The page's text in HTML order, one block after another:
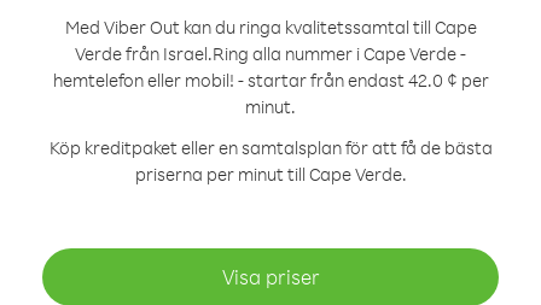
Med Viber Out kan du ringa kvalitetssamtal till Cape
Verde från Israel.Ring alla nummer i Cape Verde -
hemtelefon eller mobil! - startar från endast 42.0 ¢ per
minut.
Köp kreditpaket eller en samtalsplan för att få de bästa
priserna per minut till Cape Verde.
Visa priser